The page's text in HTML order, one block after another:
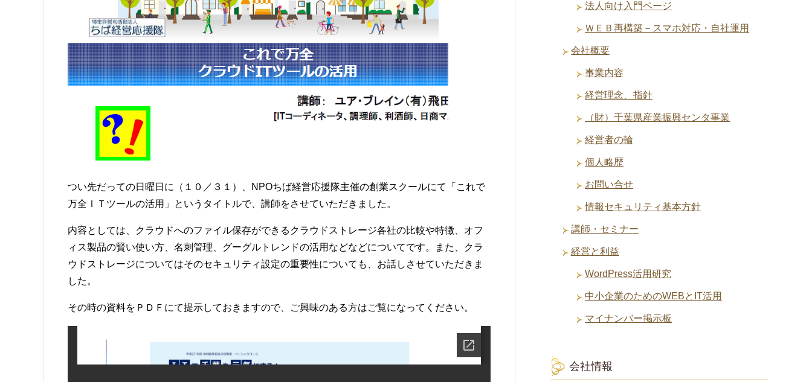
つい先だっての日曜日に（１０／３１）、NPOちば経営応援隊主催の創業スクールにて「これで
万全ＩＴツールの活用」というタイトルで、講師をさせていただきました。
内容としては、クラウドへのファイル保存ができるクラウドストレージ各社の比較や特徴、オフ
ィス製品の賢い使い方、名刺管理、グーグルトレンドの活用などなどについてです。また、クラ
ウドストレージについてはそのセキュリティ設定の重要性についても、お話しさせていただきま
した。
その時の資料をＰＤＦにて提示しておきますので、ご興味のある方はご覧になってください。
法人向け入門ページ
ＷＥＢ再構築－スマホ対応・自社運用
会社概要
事業内容
経営理念、指針
（財）千葉県産業振興センタ事業
経営者の輪
個人略歴
お問い合せ
情報セキュリティ基本方針
講師・セミナー
経営と利益
WordPress活用研究
中小企業のためのWEBとIT活用
マイナンバー掲示板
会社情報